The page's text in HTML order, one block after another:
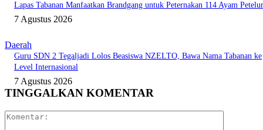
Lapas Tabanan Manfaatkan Brandgang untuk Peternakan 114 Ayam Petelur
7 Agustus 2026
Daerah
Guru SDN 2 Tegaljadi Lolos Beasiswa NZELTO, Bawa Nama Tabanan ke
Level Internasional
7 Agustus 2026
TINGGALKAN KOMENTAR